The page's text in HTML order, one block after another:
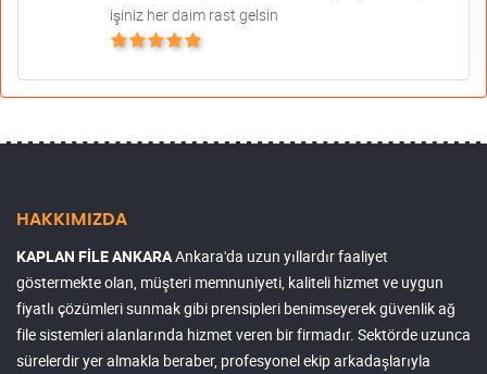
işiniz her daim rast gelsin
HAKKIMIZDA
KAPLAN FİLE ANKARAAnkara'da uzun yıllardır faaliyet
göstermekte olan, müşteri memnuniyeti, kaliteli hizmet ve uygun
fiyatlı çözümleri sunmak gibi prensipleri benimseyerek güvenlik ağ
file sistemleri alanlarında hizmet veren bir firmadır. Sektörde uzunca
sürelerdir yer almakla beraber, profesyonel ekip arkadaşlarıyla